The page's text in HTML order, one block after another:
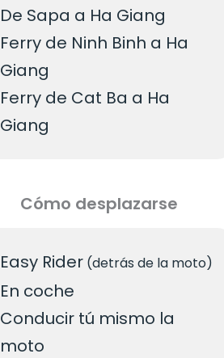
De Sapa a Ha Giang
Ferry de Ninh Binh a Ha
Giang
Ferry de Cat Ba a Ha
Giang
Cómo desplazarse
Easy Rider (detrás de la moto)
En coche
Conducir tú mismo la
moto